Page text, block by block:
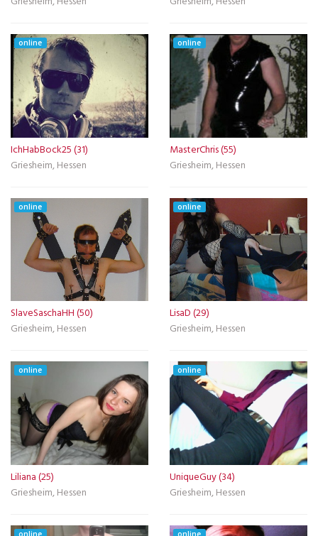
online
IchHabBock25 (31)
Griesheim, Hessen
online
MasterChris (55)
Griesheim, Hessen
online
SlaveSaschaHH (50)
Griesheim, Hessen
online
LisaD (29)
Griesheim, Hessen
online
Liliana (25)
Griesheim, Hessen
online
UniqueGuy (34)
Griesheim, Hessen
online online